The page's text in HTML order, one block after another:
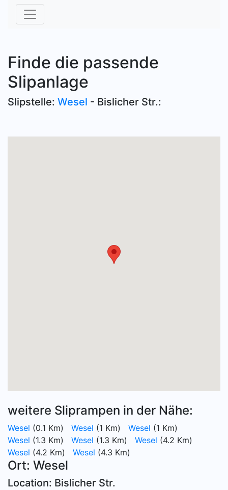
Finde die passende
Slipanlage
Slipstelle: Wesel - Bislicher Str.:
weitere Sliprampen in der Nähe:
Wesel (0.1 Km) Wesel (1 Km) Wesel (1 Km)
Wesel (1.3 Km) Wesel (1.3 Km) Wesel (4.2 Km)
Wesel (4.2 Km) Wesel (4.3 Km)
Ort: Wesel
Location: Bislicher Str.